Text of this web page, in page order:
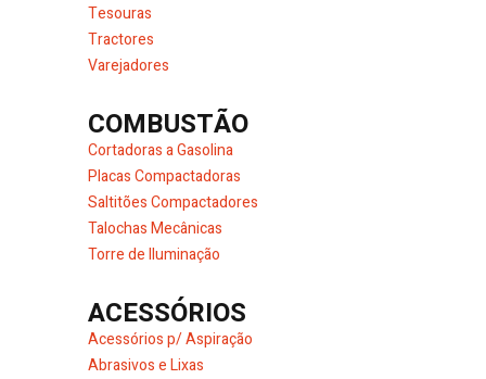
Tesouras
Tractores
Varejadores
COMBUSTÃO
Cortadoras a Gasolina
Placas Compactadoras
Saltitões Compactadores
Talochas Mecânicas
Torre de Iluminação
ACESSÓRIOS
Acessórios p/ Aspiração
Abrasivos e Lixas